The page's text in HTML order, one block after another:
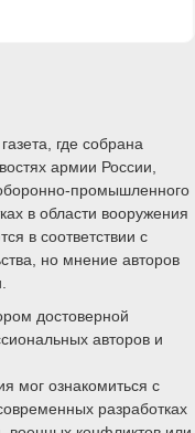
где собрана
армии России,
промышленного
в области вооружения
в соответствии с
но мнение авторов
достоверной
авторов и
мог ознакомиться с
разработках